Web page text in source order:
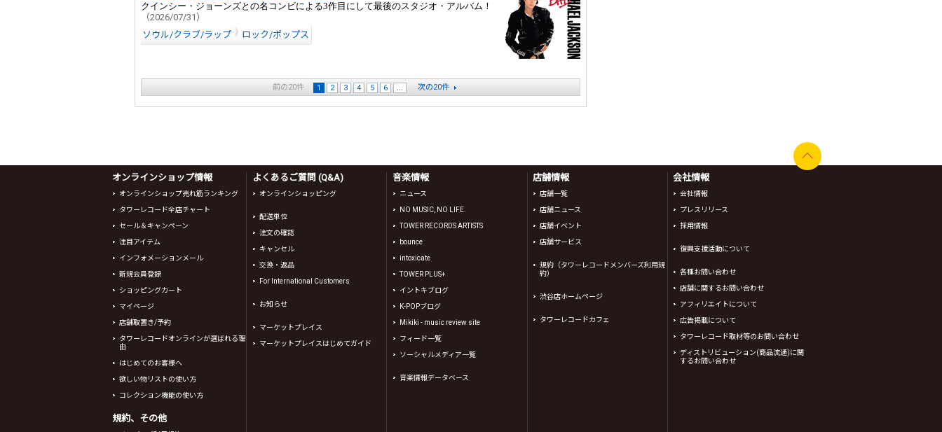
クインシー・ジョーンズとの名コンビによる3作目にして最後のスタジオ・アルバム！
（2026/07/31）
ソウル/クラブ/ラップ
ロック/ポップス
前の20件 1 2 3 4 5 6 ... 次の20件
オンラインショップ情報
オンラインショップ売れ筋ランキング
タワーレコード全店チャート
セール＆キャンペーン
注目アイテム
インフォメーションメール
新規会員登録
ショッピングカート
マイページ
店舗取置き/予約
タワーレコードオンラインが選ばれる理
由
はじめてのお客様へ
欲しい物リストの使い方
コレクション機能の使い方
規約、その他
よくあるご質問 (Q&A)
オンラインショッピング
配送単位
注文の確認
キャンセル
交換・返品
For International Customers
お知らせ
マーケットプレイス
マーケットプレイスはじめてガイド
音楽情報
ニュース
NO MUSIC, NO LIFE.
TOWER RECORDS ARTISTS
bounce
intoxicate
TOWER PLUS+
イントキブログ
K-POPブログ
Mikiki - music review site
フィード一覧
ソーシャルメディア一覧
音楽情報データベース
店舗情報
店舗一覧
店舗ニュース
店舗イベント
店舗サービス
規約（タワーレコードメンバーズ利用規
約）
渋谷店ホームページ
タワーレコードカフェ
会社情報
会社情報
プレスリリース
採用情報
復興支援活動について
各種お問い合わせ
店舗に関するお問い合わせ
アフィリエイトについて
広告掲載について
タワーレコード取材等のお問い合わせ
ディストリビューション(商品流通)に関
するお問い合わせ